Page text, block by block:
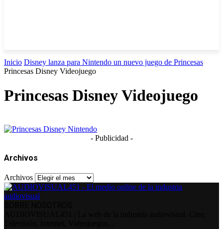
Inicio Disney lanza para Nintendo un nuevo juego de Princesas
Princesas Disney Videojuego
Princesas Disney Videojuego
- Publicidad -
Archivos
Archivos